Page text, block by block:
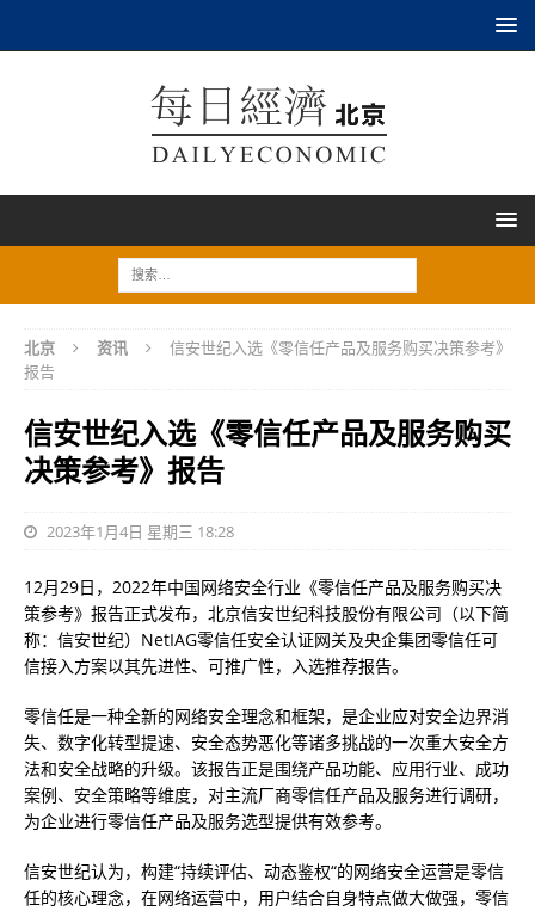
北京 资讯
信安世纪入选《零信任产品及服务购买决策参考》
报告
信安世纪入选《零信任产品及服务购买
决策参考》报告
2023年1月4日 星期三 18:28
12月29日，2022年中国网络安全行业《零信任产品及服务购买决
策参考》报告正式发布，北京信安世纪科技股份有限公司（以下简
称：信安世纪）NetIAG零信任安全认证网关及央企集团零信任可
信接入方案以其先进性、可推广性，入选推荐报告。
零信任是一种全新的网络安全理念和框架，是企业应对安全边界消
失、数字化转型提速、安全态势恶化等诸多挑战的一次重大安全方
法和安全战略的升级。该报告正是围绕产品功能、应用行业、成功
案例、安全策略等维度，对主流厂商零信任产品及服务进行调研，
为企业进行零信任产品及服务选型提供有效参考。
信安世纪认为，构建“持续评估、动态鉴权“的网络安全运营是零信
任的核心理念，在网络运营中，用户结合自身特点做大做强，零信